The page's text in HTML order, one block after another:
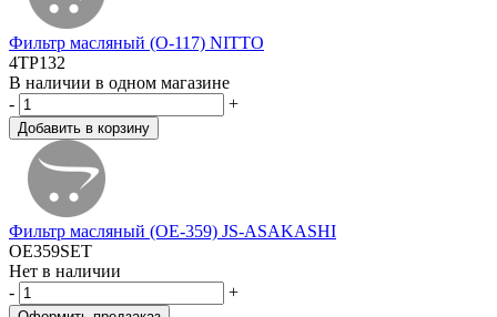
Фильтр масляный (O-117) NITTO
4TP132
В наличии в одном магазине
-
+
Фильтр масляный (OE-359) JS-ASAKASHI
OE359SET
Нет в наличии
-
+